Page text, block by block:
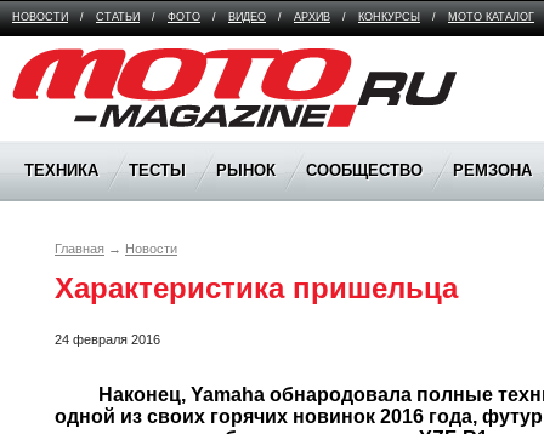
НОВОСТИ / СТАТЬИ / ФОТО / ВИДЕО / АРХИВ / КОНКУРСЫ / МОТО КАТАЛОГ
Moto Magazine
ТЕХНИКА ТЕСТЫ РЫНОК СООБЩЕСТВО РЕМЗОНА
Главная → Новости
Характеристика пришельца
24 февраля 2016
одной из своих горячих новинок 2016 года,